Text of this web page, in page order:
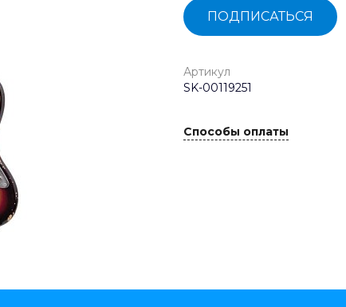
ПОДПИСАТЬСЯ
Артикул
SK-00119251
Способы оплаты